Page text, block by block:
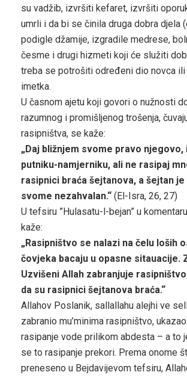
su vadžib, izvršiti kefaret, izvršiti
umrli i da bi se činila druga dobra djela
podigle džamije, izgradile medrese,
česme i drugi hizmeti koji će služiti
treba se potrošiti određeni dio novca
imetka.
U časnom ajetu koji govori o nužnosti
razumnog i promišljenog trošenja,
rasipništva, se kaže:
„Daj bližnjem svome pravo njegovo,
putniku-namjerniku, ali ne rasipaj
rasipnici braća šejtanova, a šejtan
svome nezahvalan.“ (El-Isra, 26, 27)
U tefsiru ”Hulasatu-l-bejan” u
kaže:
„Rasipništvo se nalazi na čelu loših
čovjeka bacaju u opasne sitauacije.
Uzvišeni Allah zabranjuje
da su rasipnici šejtanova braća.“
Allahov Poslanik, sallallahu alejhi ve
zabranio mu’minima rasipništvo,
rasipanje vode prilikom abdesta – a to
se to rasipanje prekori. Prema onome
preneseno u Bejdavijevom tefsiru,